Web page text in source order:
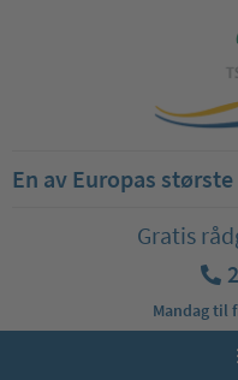
En av Europas
Gratis
Mandag til